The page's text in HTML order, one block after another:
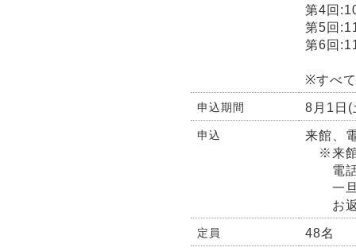
第4回
第5回
第6回
※すべ
申込期間 8月1日(
申込
来館、
※来館
電話
一旦
お返
定員 48名